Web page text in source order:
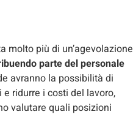
molto più di un’agevolazione
parte del personale
avranno la possibilità di
ridurre i costi del lavoro,
valutare quali posizioni